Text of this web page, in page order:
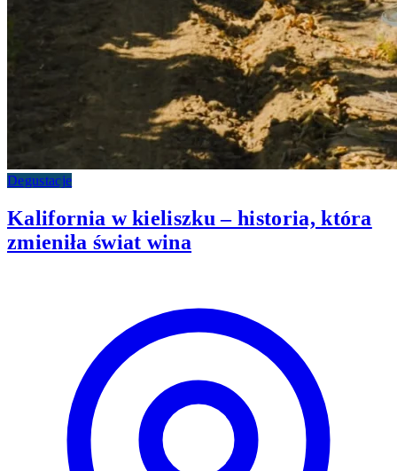
Degustacje
Kalifornia w kieliszku – historia, która
zmieniła świat wina